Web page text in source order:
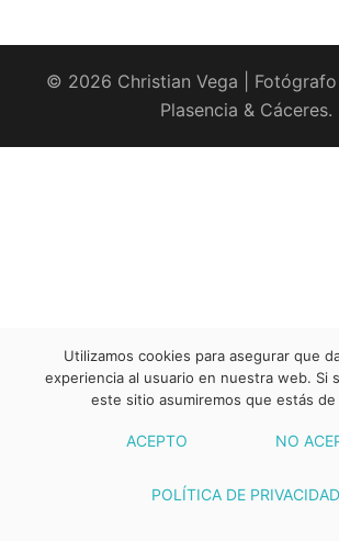
© 2026 Christian Vega | Fotógrafo
Plasencia & Cáceres.
Utilizamos cookies para asegurar que
experiencia al usuario en nuestra web. Si
este sitio asumiremos que estás de
ACEPTO NO
POLÍTICA DE PRIVACIDAD